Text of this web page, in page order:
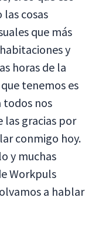
cosas
que más
y
horas de la
tenemos es
todos nos
las gracias por
conmigo hoy.
y muchas
Workpuls
a hablar